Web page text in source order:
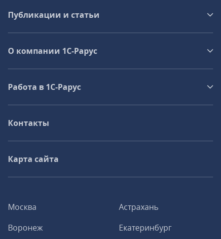
Москва
Астрахань
Воронеж
Екатеринбург
Публикации и статьи
О компании 1C-Рарус
Работа в 1С‑Рарус
Контакты
Карта сайта